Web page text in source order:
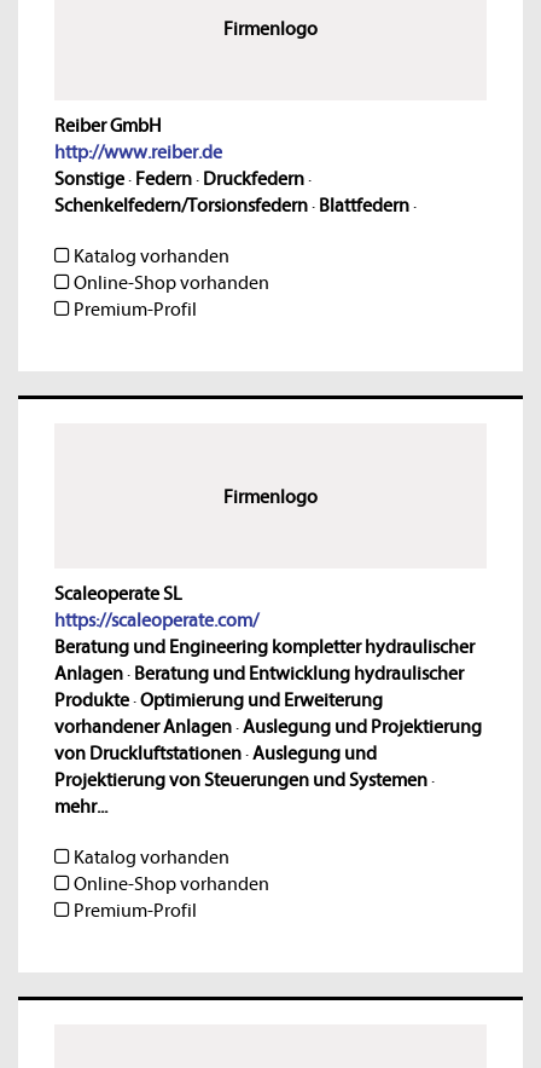
Firmenlogo
Reiber GmbH
http://www.reiber.de
Sonstige· Federn· Druckfedern·
Schenkelfedern/Torsionsfedern· Blattfedern·
Katalog vorhanden
Online-Shop vorhanden
Premium-Profil
Firmenlogo
Scaleoperate SL
https://scaleoperate.com/
Beratung und Engineering kompletter hydraulischer
Anlagen· Beratung und Entwicklung hydraulischer
Produkte·Optimierung und Erweiterung
vorhandener Anlagen·Auslegung und Projektierung
von Druckluftstationen·Auslegung und
Projektierung von Steuerungen und Systemen·
mehr...
Katalog vorhanden
Online-Shop vorhanden
Premium-Profil